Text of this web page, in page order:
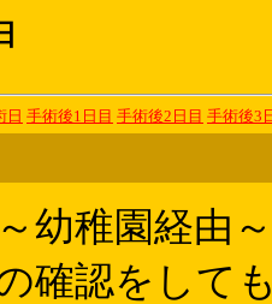
日 手術後1日目 手術後2日目 手術後3
幼稚園経由
確認をして